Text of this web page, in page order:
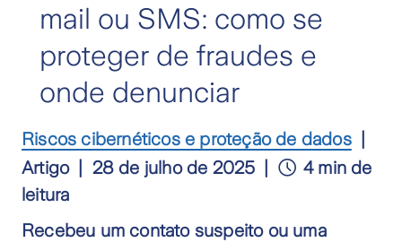
mail ou SMS: como se
proteger de fraudes e
onde denunciar
Riscos cibernéticos e proteção de dados
Artigo
28 de julho de 2025
4 min de
leitura
Recebeu um contato suspeito ou uma